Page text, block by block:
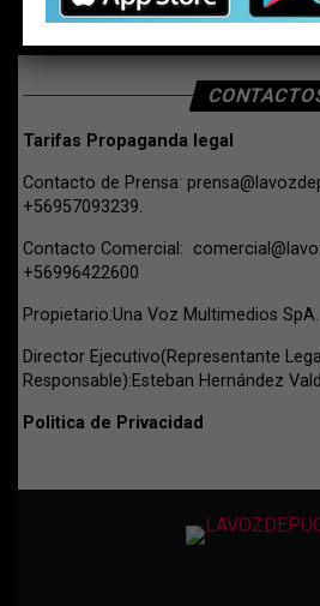
Tarifas Propaganda legal
Contacto de Prensa:
+56957093239.
Contacto Comercial:
+56996422600
Propietario:Una Voz Multimedios SpA.
Director Ejecutivo(Representante
Responsable):Esteban Hernández
Politica de Privacidad